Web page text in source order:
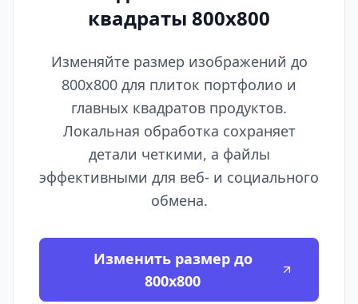
квадраты 800x800
Изменяйте размер изображений до
800x800 для плиток портфолио и
главных квадратов продуктов.
Локальная обработка сохраняет
детали четкими, а файлы
эффективными для веб- и социального
обмена.
Изменить размер до
800x800